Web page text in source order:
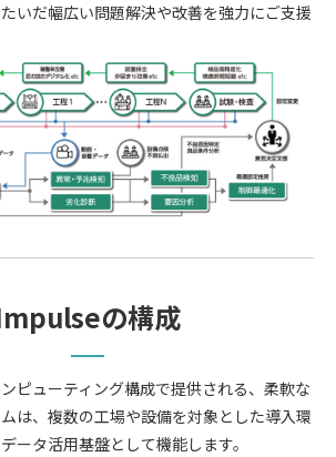
いだ幅広い問題解決や改善を強力にご支援
の構成
ピューティング構成で提供される、柔軟な
は、複数の工場や設備を対象とした導入環
ータ活用基盤として機能します。